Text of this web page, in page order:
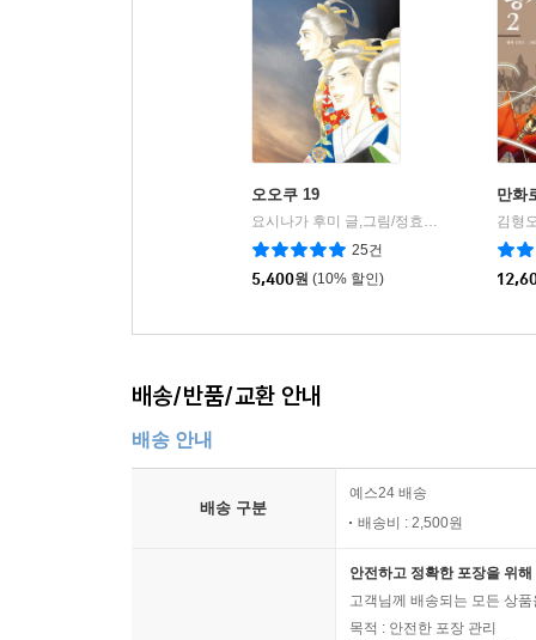
오오쿠 19
요시나가 후미 글,그림/정효진 역
서울미디
25건
5,400원 (10% 할인)
만화
김형
배송/반품/교환 안내
배송 안내
배송 구분
예스24 배송
배송비 : 2,500원
안전하고 정확한 포장을 위
고객님께 배송되는 모든 상
목적 : 안전한 포장 관리